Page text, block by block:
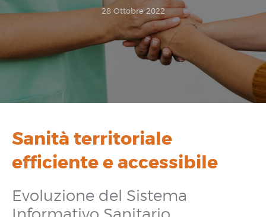
28 Ottobre 2022
Sanità territoriale
efficiente e accessibile
Evoluzione del Sistema